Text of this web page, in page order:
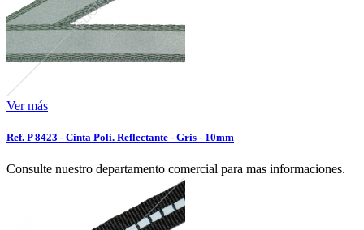
Ver más
Ref. P 8423 - Cinta Poli. Reflectante - Gris - 10mm
Consulte nuestro departamento comercial para mas informaciones.